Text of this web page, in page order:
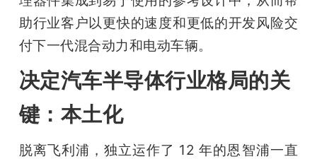
助行业客户以更快的速度和更低的开发风险交
付下一代混合动力和电动车辆。
决定汽车半导体行业格局的关
键：本土化
脱离飞利浦，独立运作了 12 年的恩智浦一直